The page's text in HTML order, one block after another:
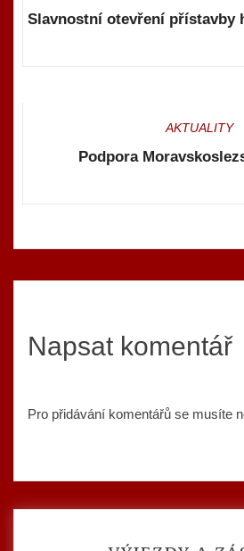
Slavnostní otevření přístavby
AKTUALITY
Podpora
Napsat komentář
Pro přidávání komentářů se musíte